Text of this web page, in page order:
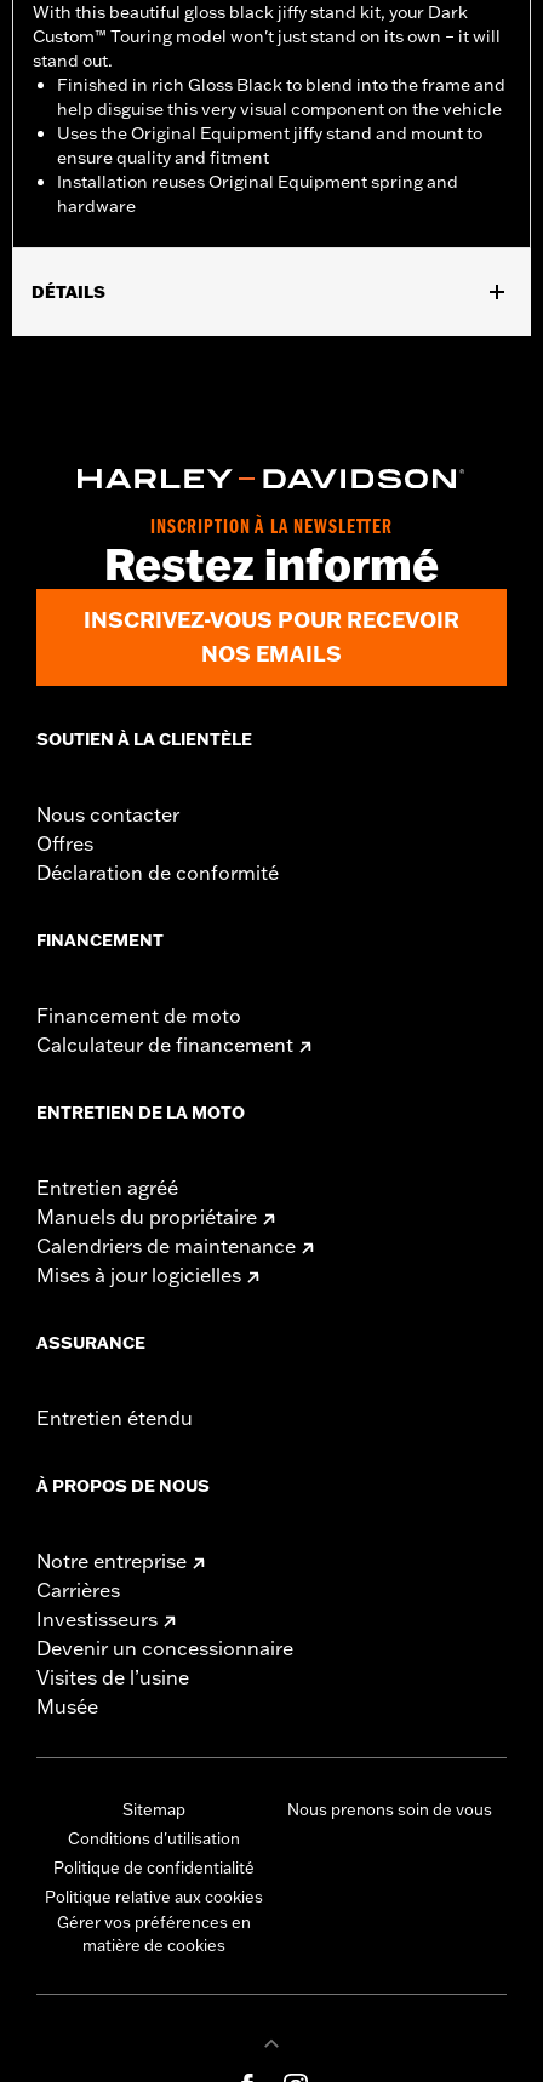
With this beautiful gloss black jiffy stand kit, your Dark
Custom™ Touring model won't just stand on its own – it will
stand out.
Finished in rich Gloss Black to blend into the frame and
help disguise this very visual component on the vehicle
Uses the Original Equipment jiffy stand and mount to
ensure quality and fitment
Installation reuses Original Equipment spring and
hardware
DÉTAILS
bumper and installation instructions
INSCRIPTION À LA NEWSLETTER
Restez informé
INSCRIVEZ-VOUS POUR RECEVOIR
NOS EMAILS
SOUTIEN À LA CLIENTÈLE
Nous contacter
Offres
Déclaration de conformité
FINANCEMENT
Financement de moto
Calculateur de financement
ENTRETIEN DE LA MOTO
Entretien agréé
Manuels du propriétaire
Calendriers de maintenance
Mises à jour logicielles
ASSURANCE
Entretien étendu
À PROPOS DE NOUS
Notre entreprise
Carrières
Investisseurs
Devenir un concessionnaire
Visites de l’usine
Musée
Sitemap
Conditions d'utilisation
Politique de confidentialité
Politique relative aux cookies
Gérer vos préférences en
matière de cookies
Nous prenons soin de vous